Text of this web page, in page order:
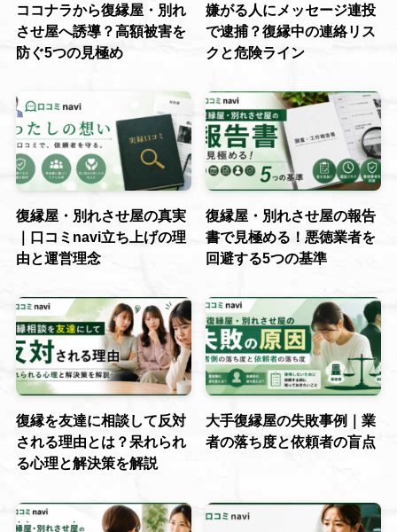
ココナラから復縁屋・別れ
させ屋へ誘導？高額被害を
防ぐ5つの見極め
嫌がる人にメッセージ連投
で逮捕？復縁中の連絡リス
クと危険ライン
復縁屋・別れさせ屋の真実
｜口コミnavi立ち上げの理
由と運営理念
復縁屋・別れさせ屋の報告
書で見極める！悪徳業者を
回避する5つの基準
復縁を友達に相談して反対
される理由とは？呆れられ
る心理と解決策を解説
大手復縁屋の失敗事例｜業
者の落ち度と依頼者の盲点